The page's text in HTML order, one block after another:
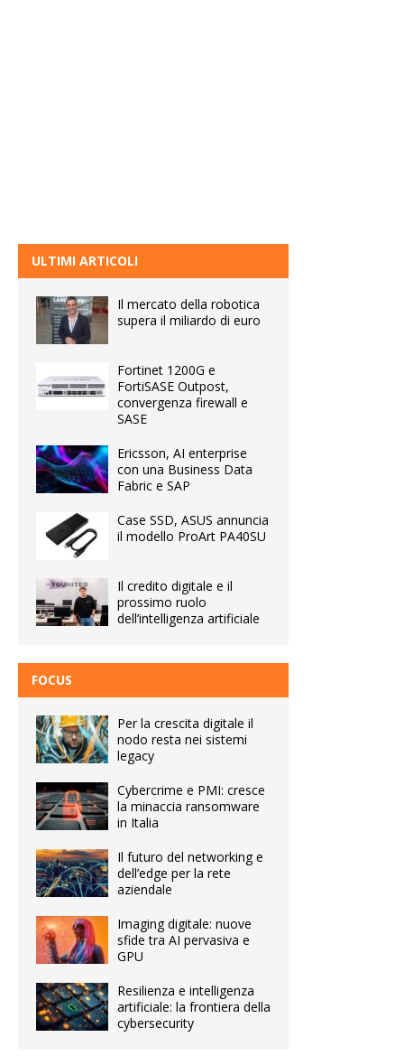
ULTIMI ARTICOLI
Il mercato della robotica
supera il miliardo di euro
Fortinet 1200G e
FortiSASE Outpost,
convergenza firewall e
SASE
Ericsson, AI enterprise
con una Business Data
Fabric e SAP
Case SSD, ASUS annuncia
il modello ProArt PA40SU
Il credito digitale e il
prossimo ruolo
dell’intelligenza artificiale
FOCUS
Per la crescita digitale il
nodo resta nei sistemi
legacy
Cybercrime e PMI: cresce
la minaccia ransomware
in Italia
Il futuro del networking e
dell’edge per la rete
aziendale
Imaging digitale: nuove
sfide tra AI pervasiva e
GPU
Resilienza e intelligenza
artificiale: la frontiera della
cybersecurity